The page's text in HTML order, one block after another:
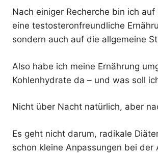
Nach einiger Recherche bin ich
eine testosteronfreundliche
sondern auch auf die allgemeine
Also habe ich meine Ernährung
Kohlenhydrate da – und was soll
Nicht über Nacht natürlich, aber
Es geht nicht darum, radikale
schon kleine Anpassungen bei